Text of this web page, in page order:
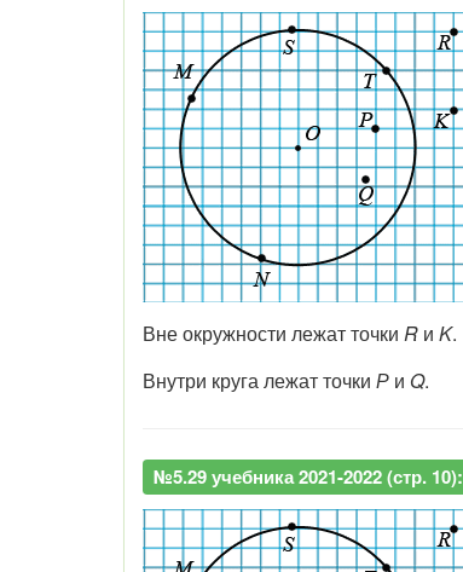
Вне окружности лежат точки R и K.
Внутри круга лежат точки Р и Q.
№5.29 учебника 2021-2022 (стр. 10):